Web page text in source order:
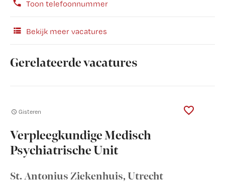
Toon telefoonnummer
Bekijk meer vacatures
Gerelateerde vacatures
Gisteren
Verpleegkundige Medisch
Psychiatrische Unit
St. Antonius Ziekenhuis, Utrecht